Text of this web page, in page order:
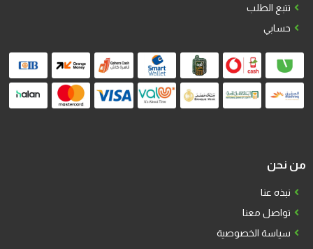
تتبع الطلب
حسابي
من نحن
نبذه عنا
تواصل معنا
سياسة الخصوصية